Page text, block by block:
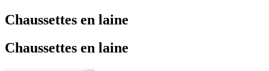
Chaussettes en laine
Chaussettes en laine